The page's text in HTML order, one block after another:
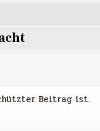
Beitrag ist.